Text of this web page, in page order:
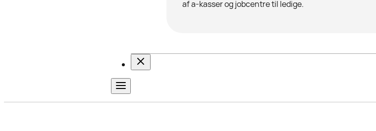
af a-kasser og jobcentre til ledige.